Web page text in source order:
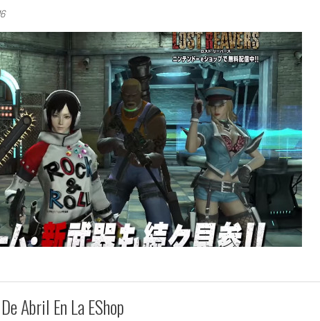
Abril En La EShop